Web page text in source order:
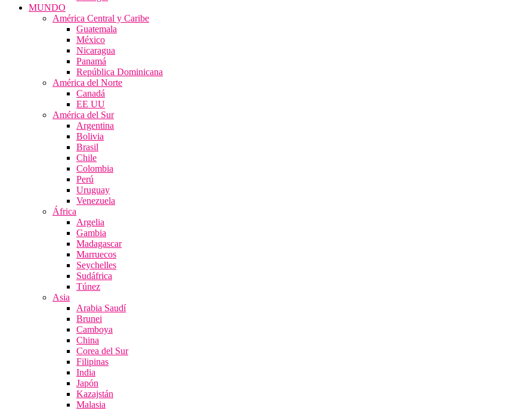
MUNDO
América Central y Caribe
Guatemala
México
Nicaragua
Panamá
República Dominicana
América del Norte
Canadá
EE UU
América del Sur
Argentina
Bolivia
Brasil
Chile
Colombia
Perú
Uruguay
Venezuela
África
Argelia
Gambia
Madagascar
Marruecos
Seychelles
Sudáfrica
Túnez
Asia
Arabia Saudí
Brunei
Camboya
China
Corea del Sur
Filipinas
India
Japón
Kazajstán
Malasia